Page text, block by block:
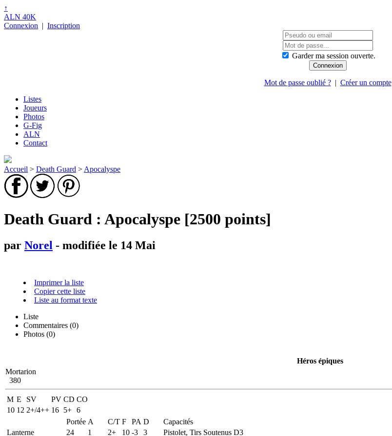
↑
ALN 40K
Connexion | Inscription
Garder ma session ouverte.
Mot de passe oublié ?| Créer un compte
Listes
Joueurs
Photos
G-Fig
ALN
Contact
Accueil > Death Guard > Apocalyspe
Death Guard : Apocalyspe [2500 points]
par Norel - modifiée le 14 Mai
Imprimer la liste
Copier cette liste
Liste au format texte
Liste
Commentaires (0)
Photos (0)
Héros épiques
Mortarion
380
M E SV PV CD CO
10 12 2+/4++ 16 5+ 6
Portée A C/T F PA D
Capacités
Lanterne
24 1 2+ 10 -3 3 Pistolet, Tirs Soutenus D3